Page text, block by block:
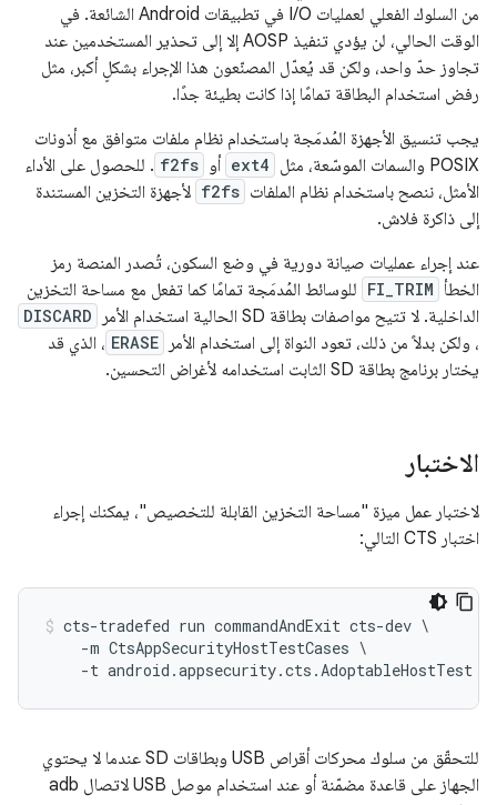
من السلوك الفعلي لعمليات I/O في تطبيقات Android الشائعة. في
الوقت الحالي، لن يؤدي تنفيذ AOSP إلا إلى تحذير المستخدمين عند
تجاوز حدّ واحد، ولكن قد يُعدّل المصنّعون هذا الإجراء بشكلٍ أكبر، مثل
رفض استخدام البطاقة تمامًا إذا كانت بطيئة جدًا.
يجب تنسيق الأجهزة المُدمَجة باستخدام نظام ملفات متوافق مع أذونات
POSIX والسمات الموسّعة، مثل
ext4 أو f2fs . للحصول على الأداء
الأمثل، ننصح باستخدام نظام الملفات f2fs لأجهزة التخزين المستندة
إلى ذاكرة فلاش.
عند إجراء عمليات صيانة دورية في وضع السكون، تُصدر المنصة رمز
الخطأ FI_TRIM للوسائط المُدمَجة تمامًا كما تفعل مع مساحة التخزين
الداخلية. لا تتيح مواصفات بطاقة SD الحالية استخدام الأمر
DISCARD
، ولكن بدلاً من ذلك، تعود النواة إلى استخدام الأمر ERASE ، الذي قد
يختار برنامج بطاقة SD الثابت استخدامه لأغراض التحسين.
الاختبار
لاختبار عمل ميزة "مساحة التخزين القابلة للتخصيص"، يمكنك إجراء
اختبار CTS التالي:
cts-tradefed run commandAndExit cts-dev \
    -m CtsAppSecurityHostTestCases \
    -t android.appsecurity.cts.AdoptableHostTest
للتحقّق من سلوك محركات أقراص USB وبطاقات SD عندما لا يحتوي
الجهاز على قاعدة مضمّنة أو عند استخدام موصل USB لاتصال adb